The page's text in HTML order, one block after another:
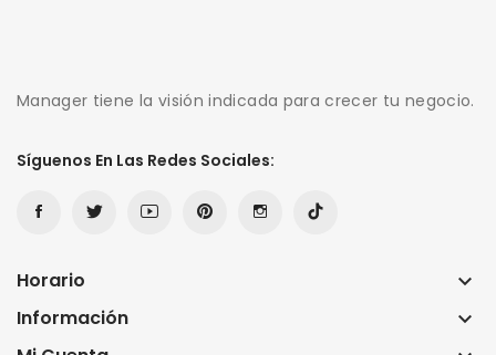
Manager tiene la visión indicada para crecer tu negocio.
Síguenos En Las Redes Sociales:
Horario keyboard_arrow_down
Información keyboard_arrow_down